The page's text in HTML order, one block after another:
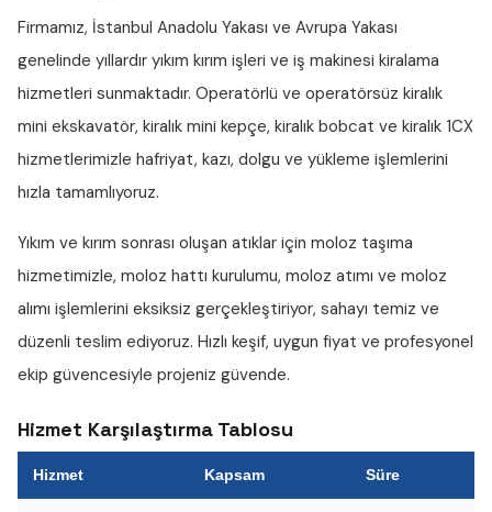
Firmamız, İstanbul Anadolu Yakası ve Avrupa Yakası
genelinde yıllardır yıkım kırım işleri ve iş makinesi kiralama
hizmetleri sunmaktadır. Operatörlü ve operatörsüz kiralık
mini ekskavatör, kiralık mini kepçe, kiralık bobcat ve kiralık 1CX
hizmetlerimizle hafriyat, kazı, dolgu ve yükleme işlemlerini
hızla tamamlıyoruz.
Yıkım ve kırım sonrası oluşan atıklar için moloz taşıma
hizmetimizle, moloz hattı kurulumu, moloz atımı ve moloz
alımı işlemlerini eksiksiz gerçekleştiriyor, sahayı temiz ve
düzenli teslim ediyoruz. Hızlı keşif, uygun fiyat ve profesyonel
ekip güvencesiyle projeniz güvende.
Hizmet Karşılaştırma Tablosu
Hizmet Kapsam Süre